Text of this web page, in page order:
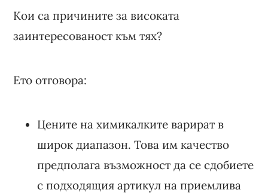
Кои са причините за високата
заинтересованост към тях?
Ето отговора:
Цените на химикалките варират в
широк диапазон. Това им качество
предполага възможност да се сдобиете
с подходящия артикул на приемлива